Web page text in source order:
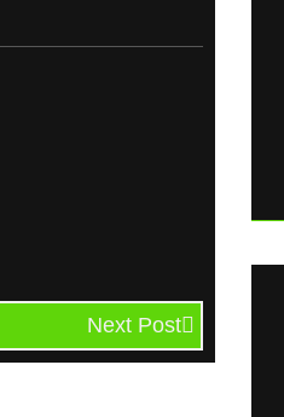
Next Post